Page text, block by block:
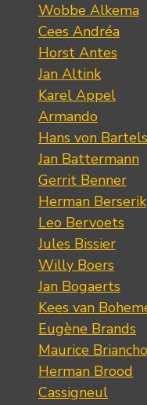
Wobbe Alkema
Cees Andréa
Horst Antes
Jan Altink
Karel Appel
Armando
Hans von Bartels
Jan Battermann
Gerrit Benner
Herman Berserik
Leo Bervoets
Jules Bissier
Willy Boers
Jan Bogaerts
Kees van
Eugène Brands
Maurice
Herman Brood
Cassigneul